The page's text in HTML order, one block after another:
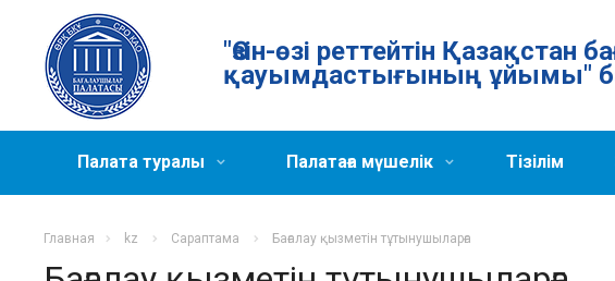
"Өзін-өзі реттейтін Қазақстан
қауымдастығының ұйымы"
Палата туралы Палатаға мүшелік Тізілім
Главная kz Сараптама Бағалау қызметін тұтынушыларға